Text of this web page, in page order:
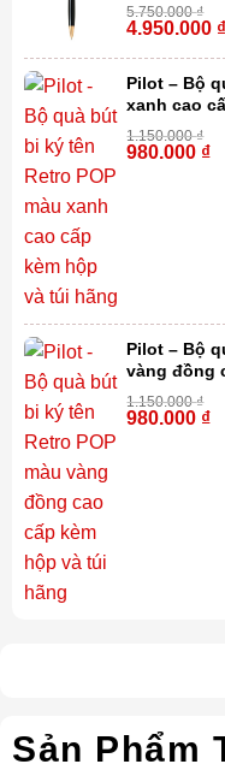
5.750.000₫
4.950.000 ₫
Pilot – Bộ
xanh cao
1.150.000₫
980.000 ₫
Pilot – Bộ
vàng đồng
1.150.000₫
980.000 ₫
Sản Phẩm